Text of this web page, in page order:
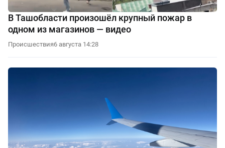
В Ташобласти произошёл крупный пожар в
одном из магазинов — видео
Происшествия6 августа 14:28